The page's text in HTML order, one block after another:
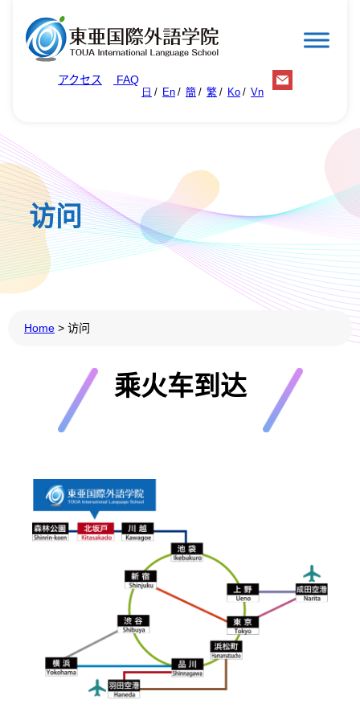
アクセス FAQ
日 En 簡 繁 Ko Vn
访问
Home > 访问
乘火车到达